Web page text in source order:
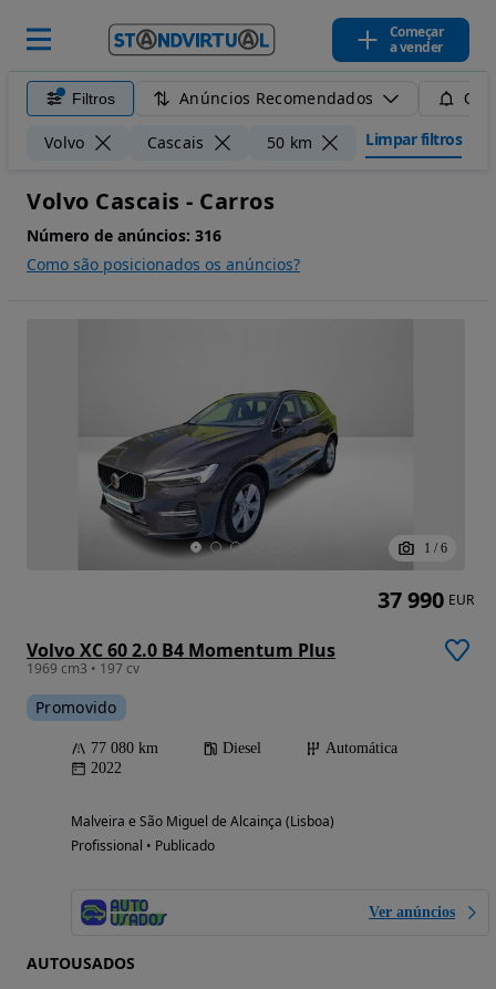
Começar
a vender
Filtros Anúncios Recomendados
Volvo Cascais 50 km Limpar filtros
Volvo Cascais - Carros
Número de anúncios: 316
Como são posicionados os anúncios?
1 / 6
Volvo XC 60 2.0 B4 Momentum Plus
1969 cm3 • 197 cv
Promovido
77 080 km Diesel
Automática
2022
Malveira e São Miguel de Alcainça (Lisboa)
Profissional • Publicado
Ver anúncios
AUTOUSADOS
37 990 EUR